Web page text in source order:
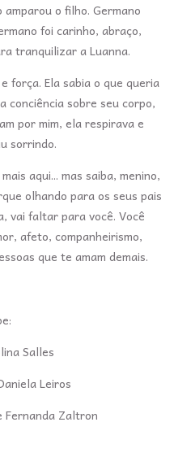
amparou o filho. Germano
foi carinho, abraço,
tranquilizar a Luanna.
força. Ela sabia o que queria
conciência sobre seu corpo,
por mim, ela respirava e
sorrindo.
aqui... mas saiba, menino,
olhando para os seus pais
vai faltar para você. Você
afeto, companheirismo,
que te amam demais.
Salles
Leiros
Fernanda Zaltron